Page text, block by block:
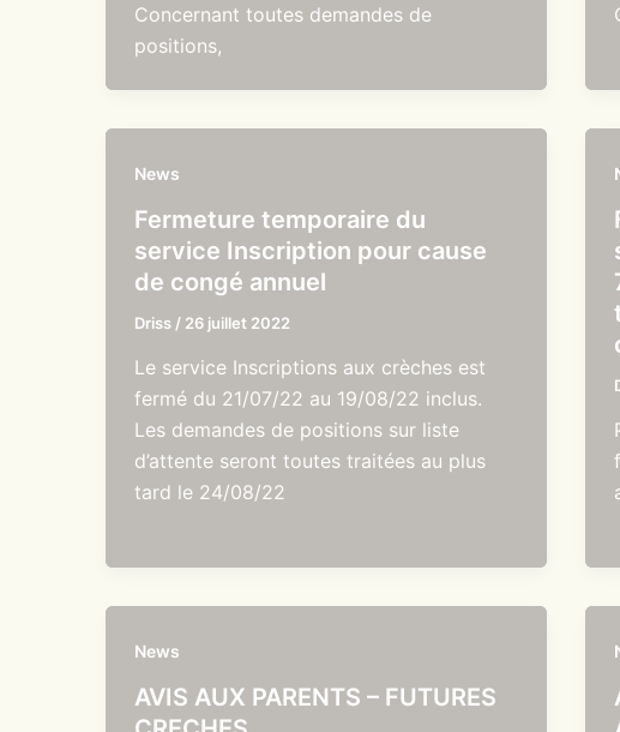
Concernant toutes demandes de
positions,
News
Fermeture temporaire du
service Inscription pour cause
de congé annuel
Driss / 26 juillet 2022
Le service Inscriptions aux crèches est
fermé du 21/07/22 au 19/08/22 inclus.
Les demandes de positions sur liste
d’attente seront toutes traitées au plus
tard le 24/08/22
News
AVIS AUX PARENTS – FUTURES